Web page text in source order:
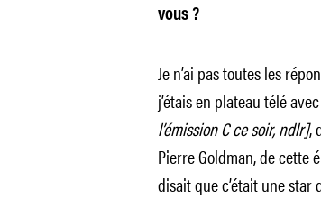
vous ?
Je n’ai pas toutes les
j’étais en plateau télé
l’émission C ce soir, ndlr],
Pierre Goldman, de cette
disait que c’était une star